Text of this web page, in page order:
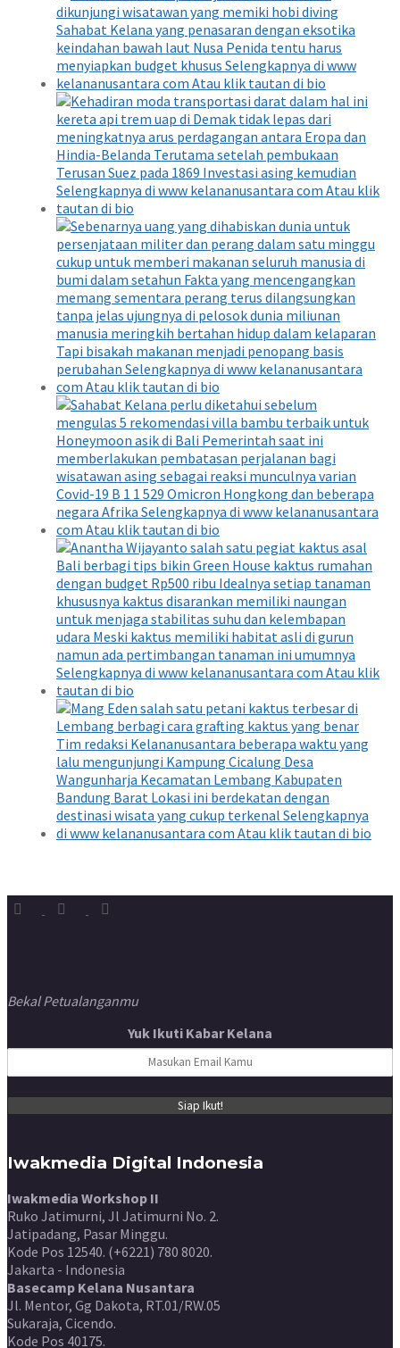
Bekal Petualanganmu
Yuk Ikuti Kabar Kelana
Iwakmedia Digital Indonesia
Iwakmedia Workshop II
Ruko Jatimurni, Jl Jatimurni No. 2.
Jatipadang, Pasar Minggu.
Kode Pos 12540. (+6221) 780 8020.
Jakarta - Indonesia
Basecamp Kelana Nusantara
Jl. Mentor, Gg Dakota, RT.01/RW.05
Sukaraja, Cicendo.
Kode Pos 40175.